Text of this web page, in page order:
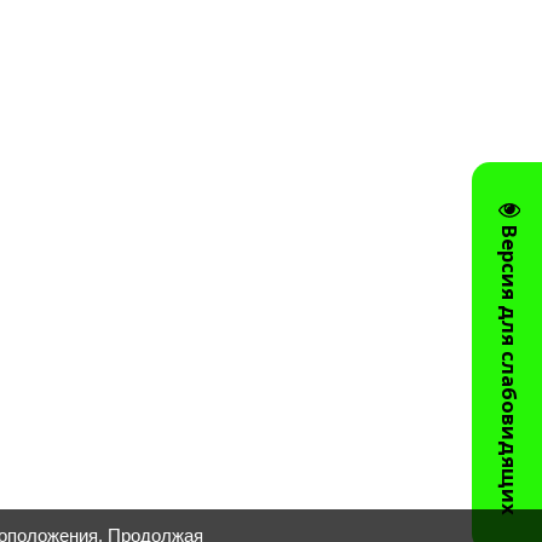
Версия для слабовидящих
Продолжая